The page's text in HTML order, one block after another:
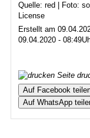
Quelle: red | Foto:
License
Erstellt am
09.04.2020 -
Seite
Auf Facebook
Auf WhatsApp